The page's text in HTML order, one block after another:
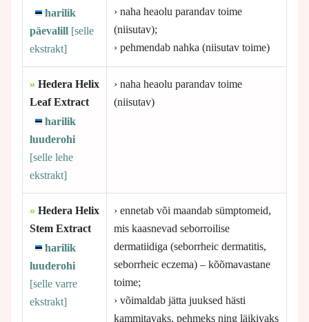
harilik
päevalill [selle
ekstrakt]
› naha heaolu parandav toime
(niisutav);
› pehmendab nahka (niisutav toime)
» Hedera Helix
Leaf Extract
harilik
luuderohi
[selle lehe
ekstrakt]
› naha heaolu parandav toime
(niisutav)
» Hedera Helix
Stem Extract
harilik
luuderohi
[selle varre
ekstrakt]
› ennetab või maandab sümptomeid,
mis kaasnevad seborroilise
dermatiidiga (seborrheic dermatitis,
seborrheic eczema) – kõõmavastane
toime;
› võimaldab jätta juuksed hästi
kammitavaks, pehmeks ning läikivaks